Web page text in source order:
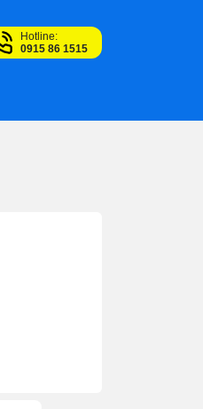
Hotline:
0915 86 1515